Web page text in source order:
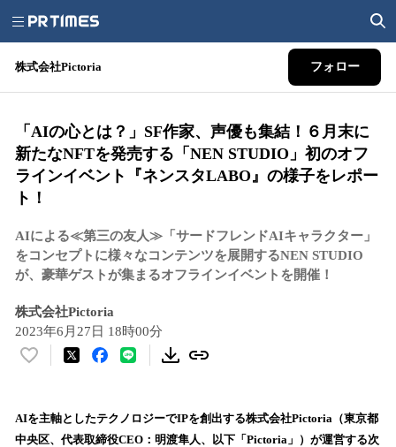
株式会社Pictoria フォロー
「AIの心とは？」SF作家、声優も集結！６月末に
新たなNFTを発売する「NEN STUDIO」初のオフ
ラインイベント『ネンスタLABO』の様子をレポー
ト！
AIによる≪第三の友人≫「サードフレンドAIキャラクター」
をコンセプトに様々なコンテンツを展開するNEN STUDIO
が、豪華ゲストが集まるオフラインイベントを開催！
株式会社Pictoria
2023年6月27日 18時00分
い
！
数
AIを主軸としたテクノロジーでIPを創出する株式会社Pictoria（東京都
中央区、代表取締役CEO：明渡隼人、以下「Pictoria」）が運営する次